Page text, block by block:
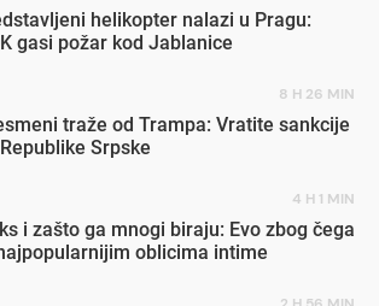
helikopter nalazi u Pragu:
gasi požar kod Jablanice
8 H 26 MIN
traže od Trampa: Vratite sankcije
Srpske
4 H 1 MIN
i zašto ga mnogi biraju: Evo zbog čega
oblicima intime